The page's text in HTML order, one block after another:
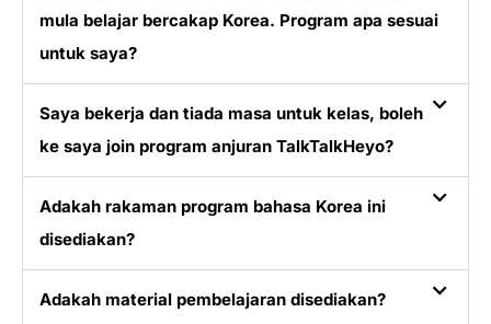
mula belajar bercakap Korea. Program apa sesuai
untuk saya?
Saya bekerja dan tiada masa untuk kelas, boleh
ke saya join program anjuran TalkTalkHeyo?
Adakah rakaman program bahasa Korea ini
disediakan?
Adakah material pembelajaran disediakan?